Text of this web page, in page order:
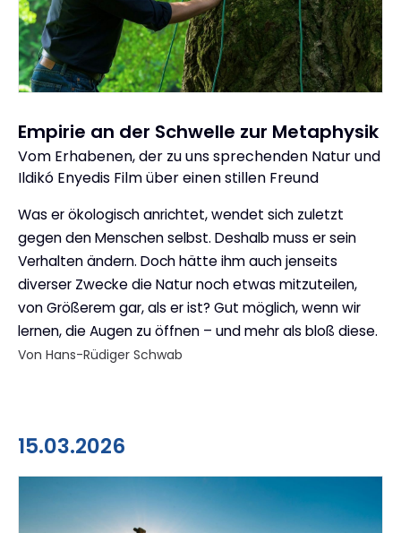
Empirie an der Schwelle zur Metaphysik
:
Vom Erhabenen, der zu uns sprechenden Natur und
Ildikó Enyedis Film über einen stillen Freund
Was er ökologisch anrichtet, wendet sich zuletzt
gegen den Menschen selbst. Deshalb muss er sein
Verhalten ändern. Doch hätte ihm auch jenseits
diverser Zwecke die Natur noch etwas mitzuteilen,
von Größerem gar, als er ist? Gut möglich, wenn wir
lernen, die Augen zu öffnen – und mehr als bloß diese.
Von Hans-Rüdiger Schwab
15.03.2026